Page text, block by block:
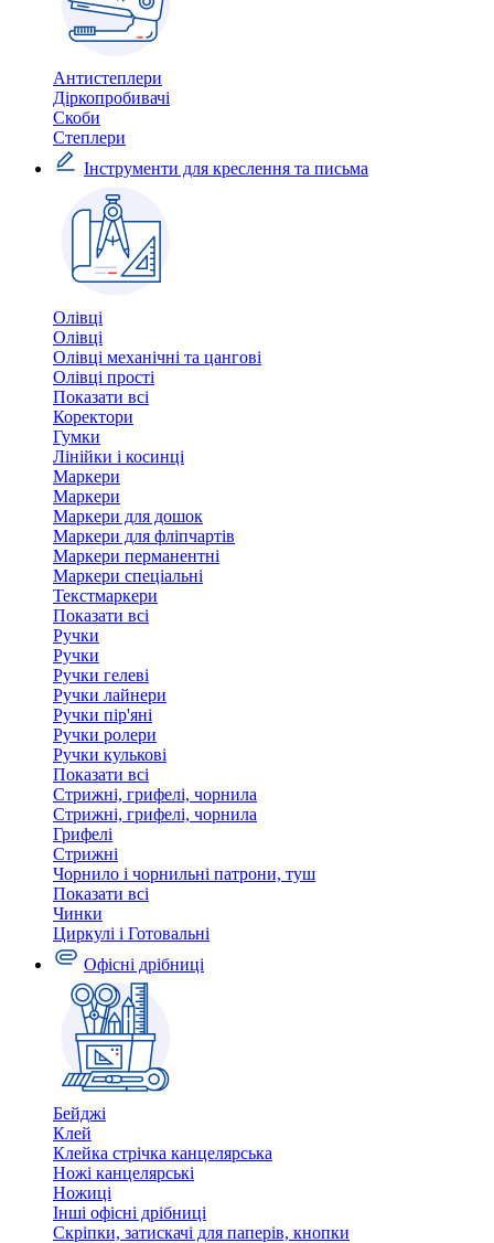
Антистеплери
Діркопробивачі
Скоби
Степлери
Інструменти для креслення та письма
Олівці
Олівці
Олівці механічні та цангові
Олівці прості
Показати всі
Коректори
Гумки
Лінійки і косинці
Маркери
Маркери
Маркери для дошок
Маркери для фліпчартів
Маркери перманентні
Маркери спеціальні
Текстмаркери
Показати всі
Ручки
Ручки
Ручки гелеві
Ручки лайнери
Ручки пір'яні
Ручки ролери
Ручки кулькові
Показати всі
Стрижні, грифелі, чорнила
Стрижні, грифелі, чорнила
Грифелі
Стрижні
Чорнило і чорнильні патрони, туш
Показати всі
Чинки
Циркулі і Готовальні
Офісні дрібниці
Бейджі
Клей
Клейка стрічка канцелярська
Ножі канцелярські
Ножиці
Інші офісні дрібниці
Скріпки, затискачі для паперів, кнопки